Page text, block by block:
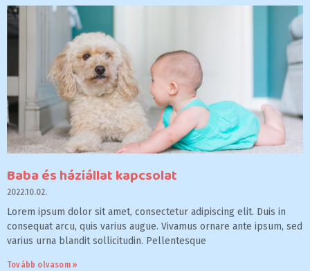
Baba és háziállat kapcsolat
2022.10.02.
Lorem ipsum dolor sit amet, consectetur adipiscing elit. Duis in
consequat arcu, quis varius augue. Vivamus ornare ante ipsum, sed
varius urna blandit sollicitudin. Pellentesque
Tovább olvasom »